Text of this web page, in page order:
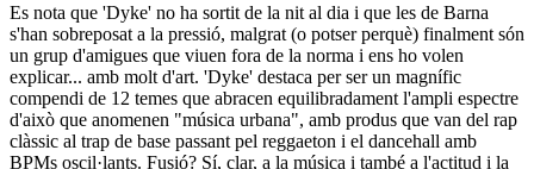
Es nota que 'Dyke' no ha sortit de la nit al dia i que les de Barna
s'han sobreposat a la pressió, malgrat (o potser perquè) finalment són
un grup d'amigues que viuen fora de la norma i ens ho volen
explicar... amb molt d'art. 'Dyke' destaca per ser un magnífic
compendi de 12 temes que abracen equilibradament l'ampli espectre
d'això que anomenen "música urbana", amb produs que van del rap
clàssic al trap de base passant pel reggaeton i el dancehall amb
BPMs oscil·lants. Fusió? Sí, clar, a la música i també a l'actitud i la